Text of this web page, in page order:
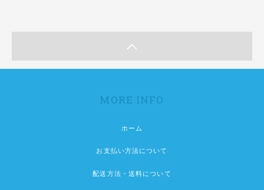
MORE INFO
ホーム
お支払い方法について
配送方法・送料について